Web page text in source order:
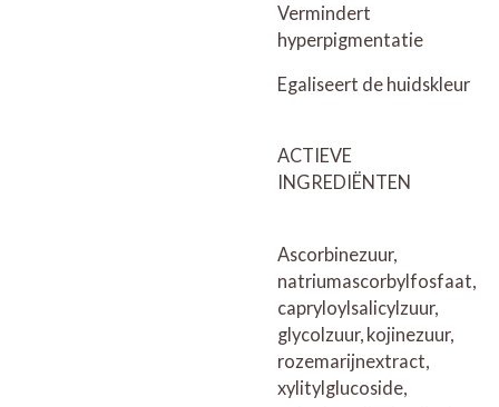
Vermindert
hyperpigmentatie
Egaliseert de huidskleur
ACTIEVE
INGREDIËNTEN
Ascorbinezuur,
natriumascorbylfosfaat,
capryloylsalicylzuur,
glycolzuur, kojinezuur,
rozemarijnextract,
xylitylglucoside,